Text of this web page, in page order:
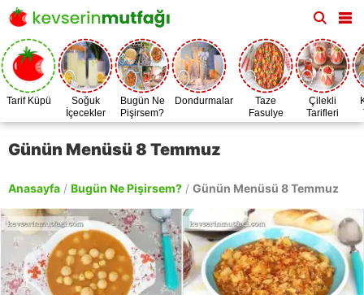
Tarif Küpü
Soğuk
İçecekler
Bugün Ne
Pişirsem?
Dondurmalar
Taze
Fasulye
Zamanı
Çilekli
Tarifleri
Günün Menüsü 8 Temmuz
Anasayfa / Bugün Ne Pişirsem? / Günün Menüsü 8 Temmuz